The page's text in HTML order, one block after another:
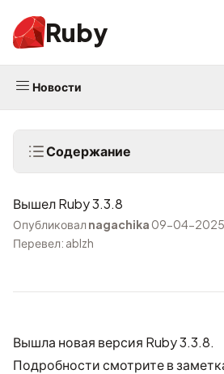
Ruby
Новости
Содержание
Вышел Ruby 3.3.8
Опубликовалnagachika 09-04-2025
Перевел: ablzh
Вышла новая версия Ruby 3.3.8.
Подробности смотрите в